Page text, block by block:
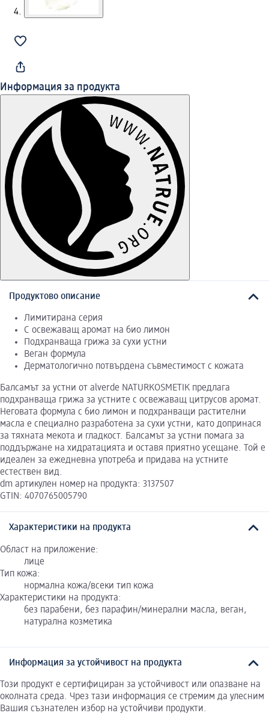
Информация за продукта
Продуктово описание
Лимитирана серия
С освежаващ аромат на био лимон
Подхранваща грижа за сухи устни
Веган формула
Дерматологично потвърдена съвместимост с кожата
Балсамът за устни от alverde NATURKOSMETIK предлага
подхранваща грижа за устните с освежаващ цитрусов аромат.
Неговата формула с био лимон и подхранващи растителни
масла е специално разработена за сухи устни, като допринася
за тяхната мекота и гладкост. Балсамът за устни помага за
поддържане на хидратацията и оставя приятно усещане. Той е
идеален за ежедневна употреба и придава на устните
естествен вид.
dm артикулен номер на продукта: 3137507
GTIN: 4070765005790
Характеристики на продукта
Област на приложение:
лице
Тип кожа:
нормална кожа/всеки тип кожа
Характеристики на продукта:
без парабени, без парафин/минерални масла, веган,
натурална козметика
Информация за устойчивост на продукта
Този продукт е сертифициран за устойчивост или опазване на
околната среда. Чрез тази информация се стремим да улесним
Вашия съзнателен избор на устойчиви продукти.